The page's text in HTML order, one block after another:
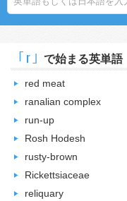
｢r｣ で始まる英単語
red meat
ranalian complex
run-up
Rosh Hodesh
rusty-brown
Rickettsiaceae
reliquary